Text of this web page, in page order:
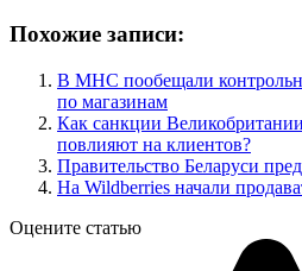
Похожие записи:
В МНС пообещали
по магазинам
Как санкции
повлияют на клиентов?
Правительство Беларуси
На Wildberries начали
Оцените статью